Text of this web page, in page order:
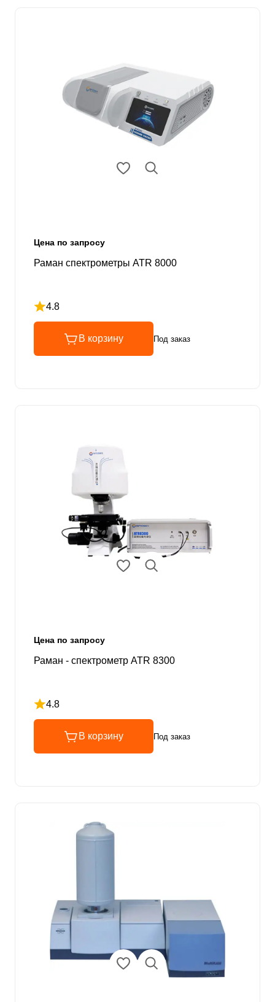
Цена по запросу
Раман спектрометры ATR 8000
4.8
Рейтинг 4.8 из 5
В корзину Под заказ
Цена по запросу
Раман - спектрометр ATR 8300
4.8
Рейтинг 4.8 из 5
В корзину Под заказ